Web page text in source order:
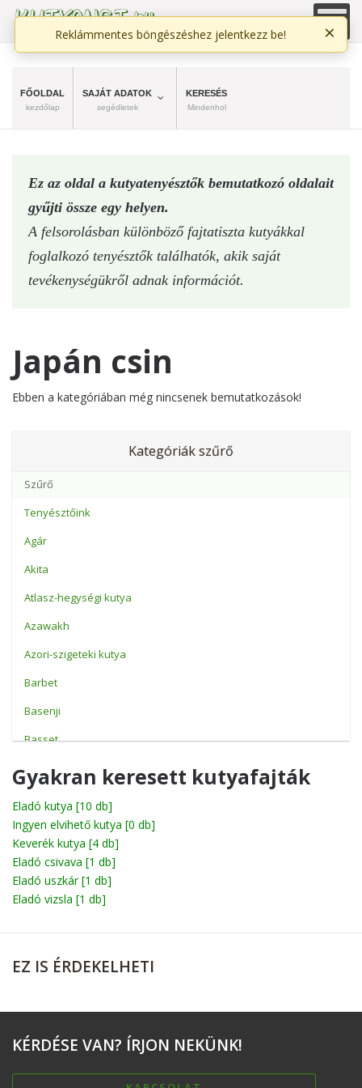
FŐOLDAL
kezdőlap
SAJÁT ADATOK
segédletek
KERESÉS
Mindenhol
Ez az oldal a kutyatenyésztők bemutatkozó oldalait
gyűjti össze egy helyen.
A felsorolásban különböző fajtatiszta kutyákkal
foglalkozó tenyésztők találhatók, akik saját
tevékenységükről adnak információt.
Japán csin
Ebben a kategóriában még nincsenek bemutatkozások!
Kategóriák szűrő
Tenyésztőink
Agár
Akita
Atlasz-hegységi kutya
Azawakh
Azori-szigeteki kutya
Barbet
Basenji
Basset
Beagle
Billy
Boerboel
Bolognese
Briard
Broholmer
Chihuahua
Chow-Chow
Gyakran keresett kutyafajták
Eladó kutya [10 db]
Ingyen elvihető kutya [0 db]
Keverék kutya [4 db]
Eladó csivava [1 db]
Eladó uszkár[1 db]
Eladó vizsla [1 db]
EZ IS ÉRDEKELHETI
KÉRDÉSE VAN? ÍRJON NEKÜNK!
Reklámmentes böngészéshez jelentkezz be! ×